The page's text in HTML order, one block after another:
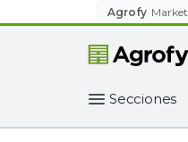
Agrofy Market
Secciones